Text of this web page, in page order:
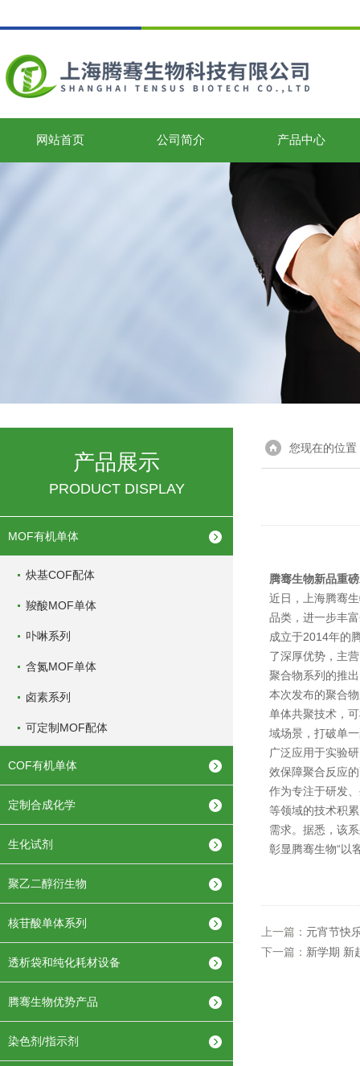
网站首页 公司简介 产品中心
产品展示
PRODUCT DISPLAY
MOF有机单体
炔基COF配体
羧酸MOF单体
卟啉系列
含氮MOF单体
卤素系列
可定制MOF配体
COF有机单体
定制合成化学
生化试剂
聚乙二醇衍生物
核苷酸单体系列
透析袋和纯化耗材设备
腾骞生物优势产品
染色剂/指示剂
您现在的位置
腾骞生物新品重
近日，上海腾骞
品类，进一步丰
成立于2014年的
了深厚优势，主
聚合物系列的推
本次发布的聚合
单体共聚技术，
域场景，打破单
广泛应用于实验
效保障聚合反应
作为专注于研发
等领域的技术积
需求。据悉，该
彰显腾骞生物“以
上一篇： 元宵节快
下一篇： 新学期 新